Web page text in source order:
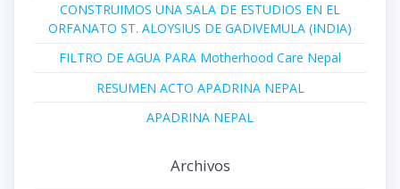
CONSTRUIMOS UNA SALA DE ESTUDIOS EN EL
ORFANATO ST. ALOYSIUS DE GADIVEMULA (INDIA)
FILTRO DE AGUA PARA Motherhood Care Nepal
RESUMEN ACTO APADRINA NEPAL
APADRINA NEPAL
Archivos